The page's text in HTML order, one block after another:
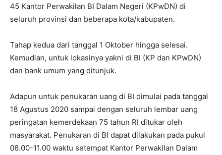
45 Kantor Perwakilan BI Dalam Negeri (KPwDN) di
seluruh provinsi dan beberapa kota/kabupaten.
Tahap kedua dari tanggal 1 Oktober hingga selesai.
Kemudian, untuk lokasinya yakni di BI (KP dan KPwDN)
dan bank umum yang ditunjuk.
Adapun untuk penukaran uang di BI dimulai pada tanggal
18 Agustus 2020 sampai dengan seluruh lembar uang
peringatan kemerdekaan 75 tahun RI ditukar oleh
masyarakat. Penukaran di BI dapat dilakukan pada pukul
08.00-11.00 waktu setempat Kantor Perwakilan Dalam